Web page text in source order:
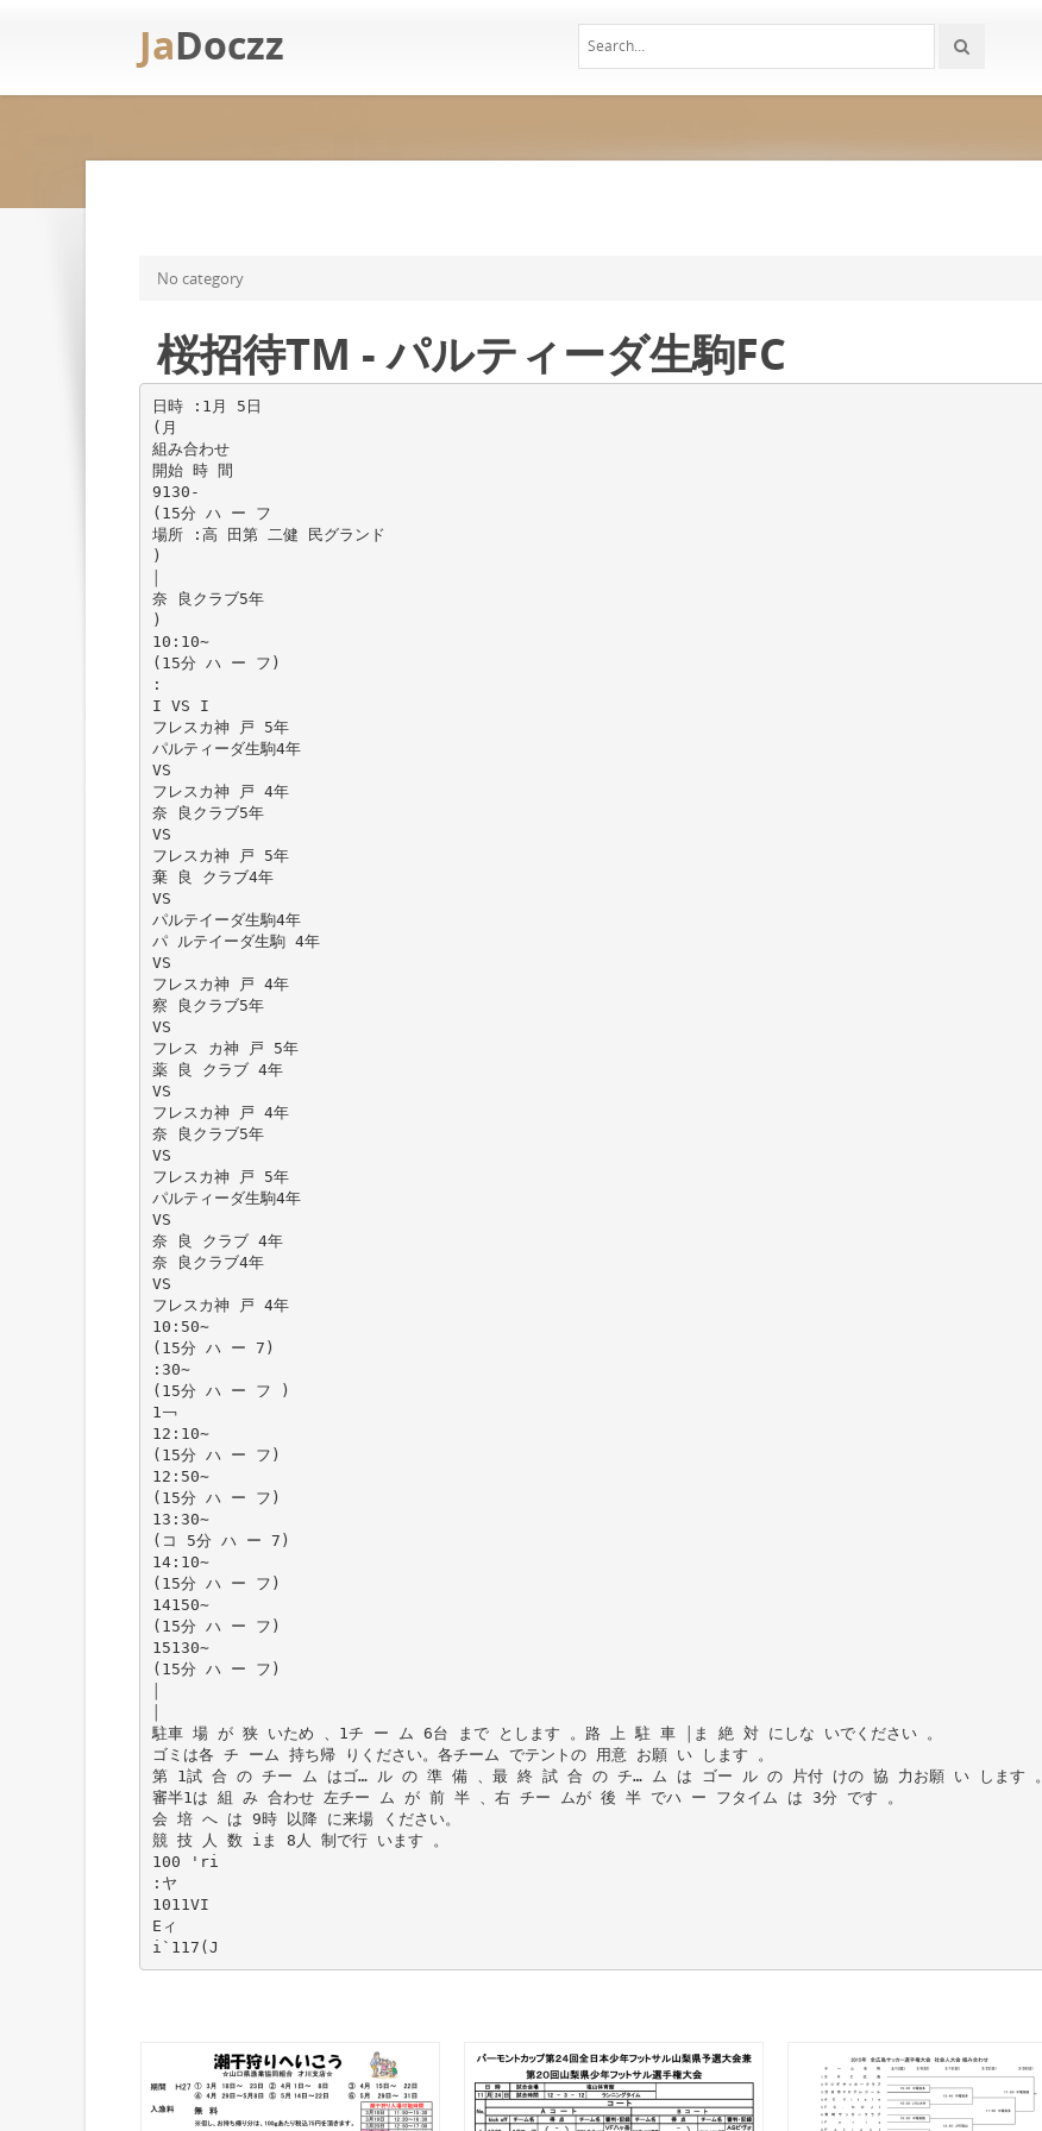
JaDoczz
No category
桜招待TM - パルティーダ生駒FC
日時 :1月 5日
(月
組み合わせ
開始 時 間
9130‐
(15分 ハ ー フ
場所 :高 田第 二健 民グランド
)
奈 良クラブ5年
)
10:10∼
(15分 ハ ー フ)
:
I VS I
フレスカ神 戸 5年
パルティーダ生駒4年
VS
フレスカ神 戸 4年
奈 良クラブ5年
VS
フレスカ神 戸 5年
棄 良 クラブ4年
VS
パルテイーダ生駒4年
パ ルテイーダ生駒 4年
VS
フレスカ神 戸 4年
察 良クラブ5年
VS
フレス カ神 戸 5年
薬 良 クラブ 4年
VS
フレスカ神 戸 4年
奈 良クラブ5年
VS
フレスカ神 戸 5年
パルティーダ生駒4年
VS
奈 良 クラブ 4年
奈 良クラブ4年
VS
フレスカ神 戸 4年
10:50∼
(15分 ハ ー 7)
:30∼
(15分 ハ ー フ )
1￢
12:10∼
(15分 ハ ー フ)
12:50∼
(15分 ハ ー フ)
13:30∼
(コ 5分 ハ ー 7)
14:10∼
(15分 ハ ー フ)
14150∼
(15分 ハ ー フ)
15130∼
(15分 ハ ー フ)
駐車 場 が 狭 いため 、1チ ー ム 6台 まで とします 。路 上 駐 車 ￨ま 絶 対 にしな いでください 。
ゴミは各 チ ーム 持ち帰 りください。各チーム でテントの 用意 お願 い します 。
第 1試 合 の チー ム はゴ… ル の 準 備 、最 終 試 合 の チ… ム は ゴー ル の 片付 けの 協 力お願 い します 。
審半1は 組 み 合わせ 左チー ム が 前 半 、右 チー ムが 後 半 でハ ー フタイム は 3分 です 。
会 培 へ は 9時 以降 に来場 ください。
競 技 人 数 iま 8人 制で行 います 。
100 'ri
:ヤ
1011VI
Eィ